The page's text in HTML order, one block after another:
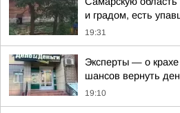
и градом, есть
19:31
Эксперты — о
шансов вернуть
19:10